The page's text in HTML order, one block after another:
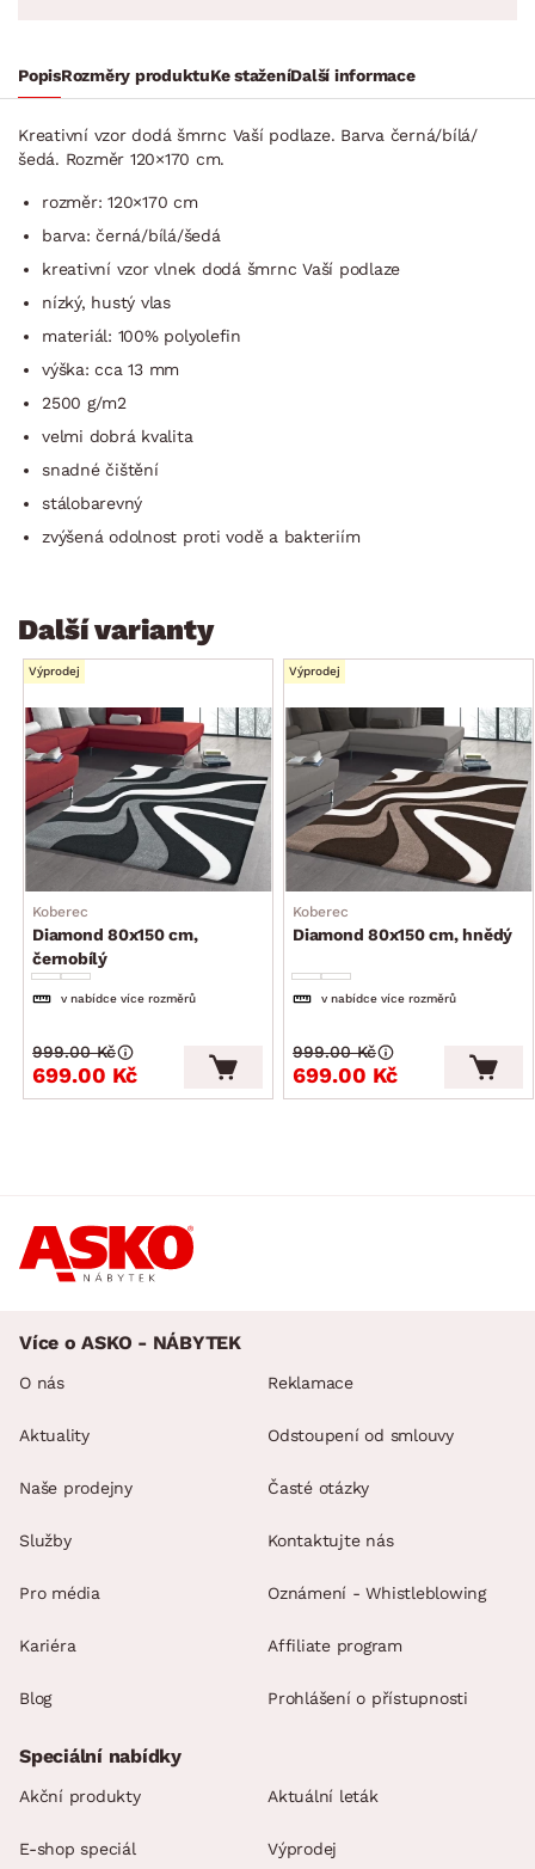
PopisRozměry produktuKe staženíDalší informace
Kreativní vzor dodá šmrnc Vaší podlaze. Barva černá/bílá/
šedá. Rozměr 120×170 cm.
rozměr: 120×170 cm
barva: černá/bílá/šedá
kreativní vzor vlnek dodá šmrnc Vaší podlaze
nízký, hustý vlas
materiál: 100% polyolefin
výška: cca 13 mm
2500 g/m2
velmi dobrá kvalita
snadné čištění
stálobarevný
zvýšená odolnost proti vodě a bakteriím
Další varianty
Výprodej
Koberec
Diamond 80x150 cm,
černobílý
v nabídce více rozměrů
699.00 Kč
999.00 Kč
Výprodej
Koberec
Diamond 80x150 cm, hnědý
v nabídce více rozměrů
699.00 Kč
999.00 Kč
Více o ASKO - NÁBYTEK
O nás
Aktuality
Naše prodejny
Služby
Pro média
Kariéra
Blog
Reklamace
Odstoupení od smlouvy
Časté otázky
Kontaktujte nás
Oznámení - Whistleblowing
Affiliate program
Prohlášení o přístupnosti
Speciální nabídky
Akční produkty Aktuální leták
E-shop speciál Výprodej